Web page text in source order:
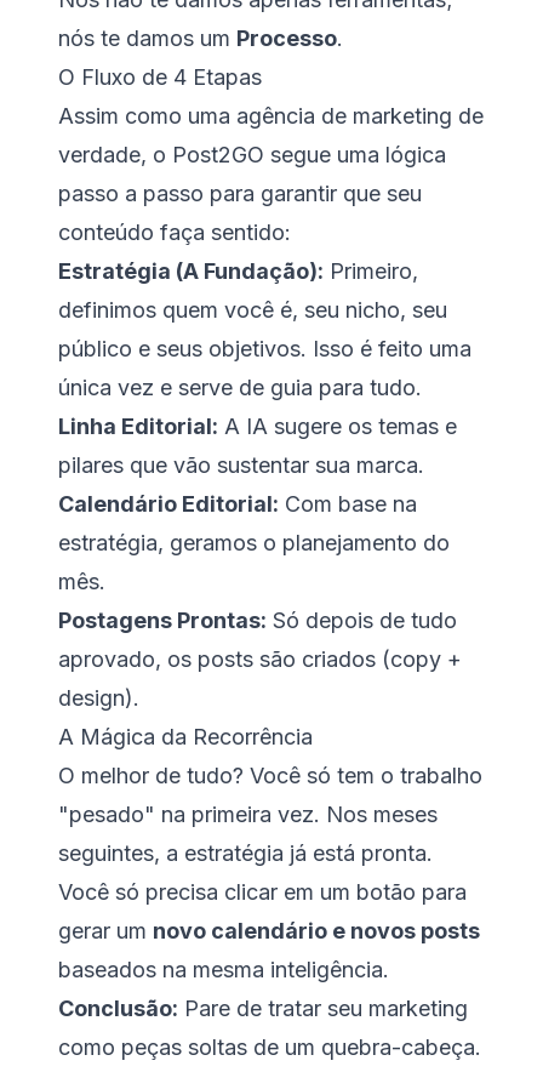
nós te damos um Processo.
O Fluxo de 4 Etapas
Assim como uma agência de marketing de
verdade, o Post2GO segue uma lógica
passo a passo para garantir que seu
conteúdo faça sentido:
Estratégia (A Fundação): Primeiro,
definimos quem você é, seu nicho, seu
público e seus objetivos. Isso é feito uma
única vez e serve de guia para tudo.
Linha Editorial: A IA sugere os temas e
pilares que vão sustentar sua marca.
Calendário Editorial: Com base na
estratégia, geramos o planejamento do
mês.
Postagens Prontas: Só depois de tudo
aprovado, os posts são criados (copy +
design).
A Mágica da Recorrência
O melhor de tudo? Você só tem o trabalho
"pesado" na primeira vez. Nos meses
seguintes, a estratégia já está pronta.
Você só precisa clicar em um botão para
gerar um novo calendário e novos posts
baseados na mesma inteligência.
Conclusão: Pare de tratar seu marketing
como peças soltas de um quebra-cabeça.